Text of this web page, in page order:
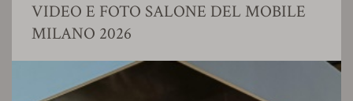
VIDEO E FOTO SALONE DEL MOBILE
MILANO 2026